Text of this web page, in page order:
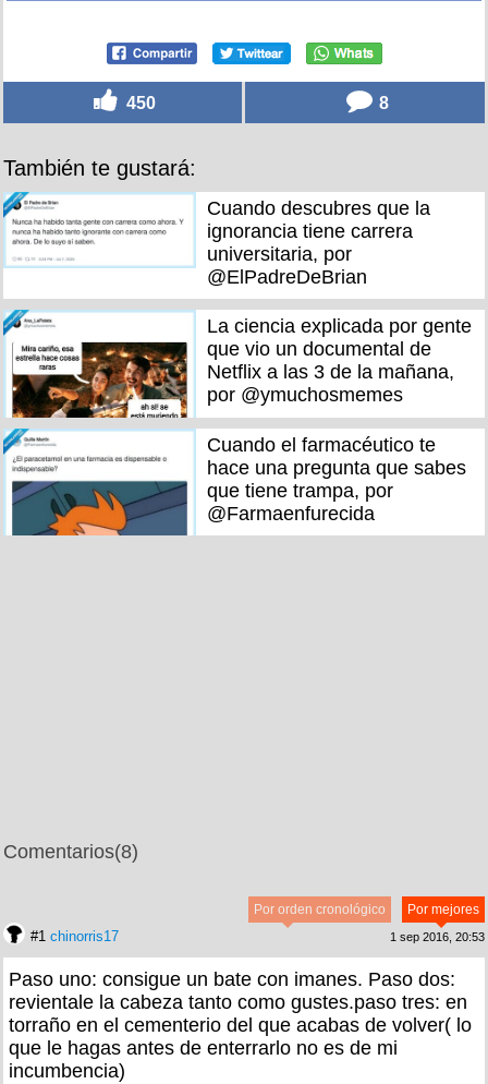
450 8
También te gustará:
Cuando descubres que la
ignorancia tiene carrera
universitaria, por
@ElPadreDeBrian
La ciencia explicada por gente
que vio un documental de
Netflix a las 3 de la mañana,
por @ymuchosmemes
Cuando el farmacéutico te
hace una pregunta que sabes
que tiene trampa, por
@Farmaenfurecida
Comentarios(8)
Por mejores
Por orden cronológico
#1 chinorris17 1 sep 2016, 20:53
Paso uno: consigue un bate con imanes. Paso dos:
revientale la cabeza tanto como gustes.paso tres: en
torraño en el cementerio del que acabas de volver( lo
que le hagas antes de enterrarlo no es de mi
incumbencia)